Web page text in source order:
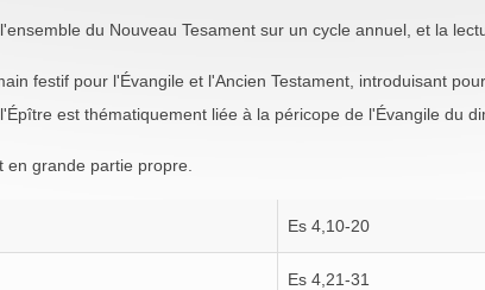
du Nouveau Tesament sur un cycle annuel, et la
festif pour l'Évangile et l'Ancien Testament, introduisant
est thématiquement liée à la péricope de l'Évangile du
grande partie propre.
Es 4,10-20
Es 4,21-31